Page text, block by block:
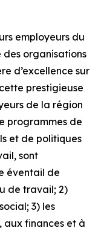
employeurs du
des organisations
d’excellence sur
prestigieuse
de la région
programmes de
et de politiques
sont
éventail de
de travail; 2)
3) les
aux finances et à